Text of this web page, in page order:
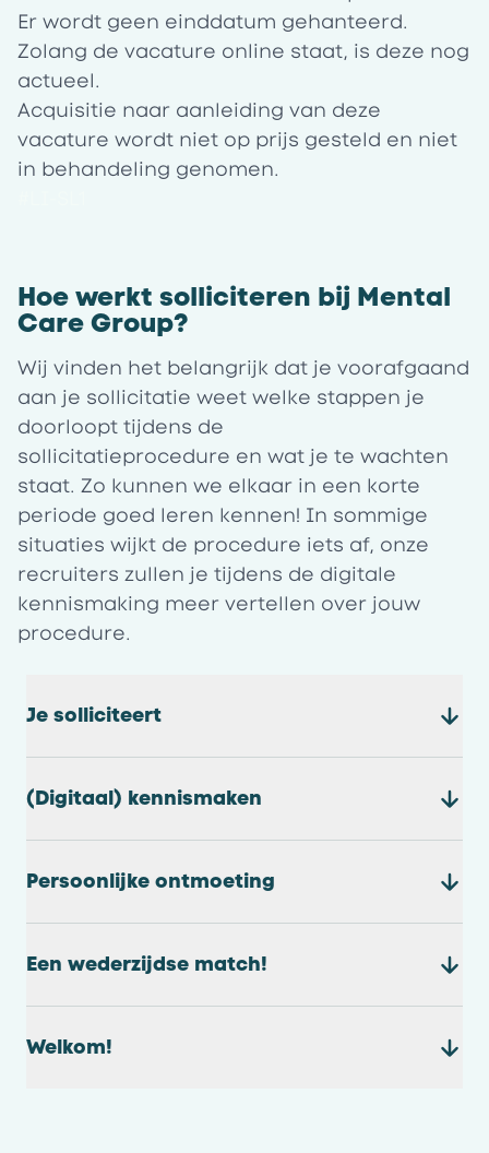
Er wordt geen einddatum gehanteerd.
Zolang de vacature online staat, is deze nog
actueel.
Acquisitie naar aanleiding van deze
vacature wordt niet op prijs gesteld en niet
in behandeling genomen.
Hoe werkt solliciteren bij Mental
Care Group?
Wij vinden het belangrijk dat je voorafgaand
aan je sollicitatie weet welke stappen je
doorloopt tijdens de
sollicitatieprocedure en wat je te wachten
staat. Zo kunnen we elkaar in een korte
periode goed leren kennen! In sommige
situaties wijkt de procedure iets af, onze
recruiters zullen je tijdens de digitale
kennismaking meer vertellen over jouw
procedure.
Je solliciteert
(Digitaal) kennismaken
Persoonlijke ontmoeting
Een wederzijdse match!
Welkom!